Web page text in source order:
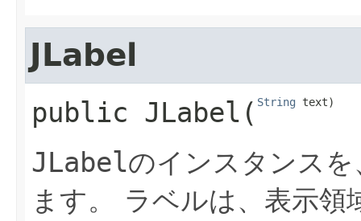
JLabel
public JLabel ​( String text)
JLabelのインスタンス
ます。
ラベルは、表示領